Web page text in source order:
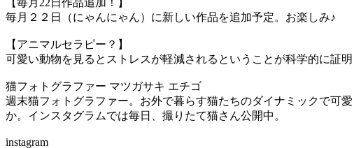
毎月２２日（にゃんにゃん）に新しい作品を追加予定。お楽しみ♪
【アニマルセラピー？】
可愛い動物を見るとストレスが軽減されるということが科学的に証
猫フォトグラファー マツガサキ エチゴ
週末猫フォトグラファー。お外で暮らす猫たちのダイナミックで可
か。インスタグラムでは毎日、撮りたて猫さん公開中。
instagram